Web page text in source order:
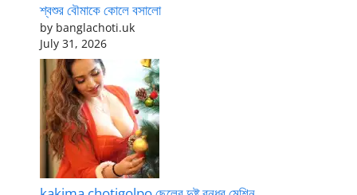
শ্বশুর বৌমাকে কোলে বসালো
by banglachoti.uk
July 31, 2026